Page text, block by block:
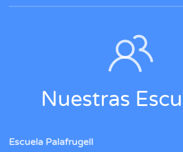
Nuestras
Escuela Palafrugell